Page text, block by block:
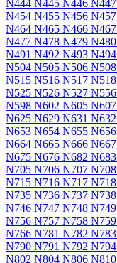
N444 N445 N446 N447
N454 N455 N456 N457
N464 N465 N466 N467
N477 N478 N479 N480
N491 N492 N493 N494
N504 N505 N506 N508
N515 N516 N517 N518
N525 N526 N527 N556
N598 N602 N605 N607
N625 N629 N631 N632
N653 N654 N655 N656
N664 N665 N666 N667
N675 N676 N682 N683
N705 N706 N707 N708
N715 N716 N717 N718
N735 N736 N737 N738
N746 N747 N748 N749
N756 N757 N758 N759
N766 N781 N782 N783
N790 N791 N792 N794
N802 N804 N806 N810